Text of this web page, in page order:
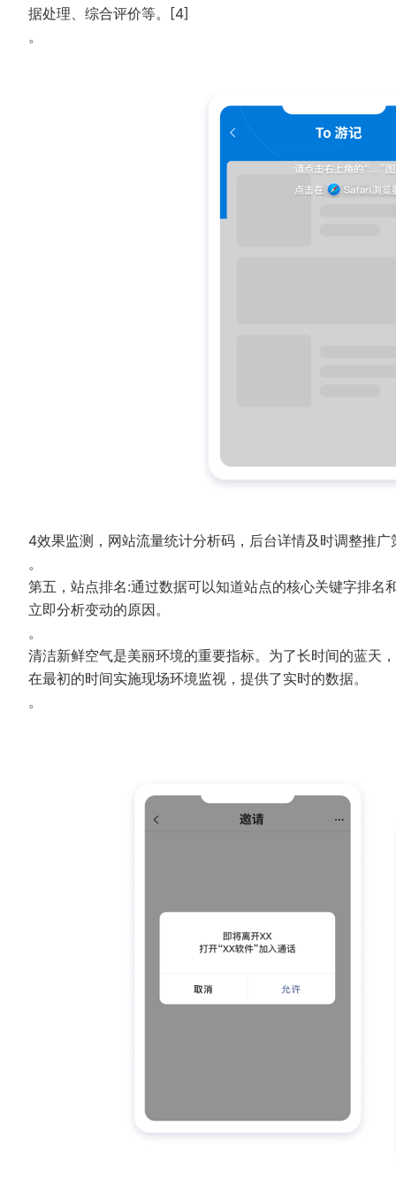
据处理、综合评价等。[4]
。
4效果监测，网站流量统计分析码，后台详情及时调整推
。
第五，站点排名:通过数据可以知道站点的核心关键字排
立即分析变动的原因。
。
清洁新鲜空气是美丽环境的重要指标。为了长时间的蓝天
在最初的时间实施现场环境监视，提供了实时的数据。
。